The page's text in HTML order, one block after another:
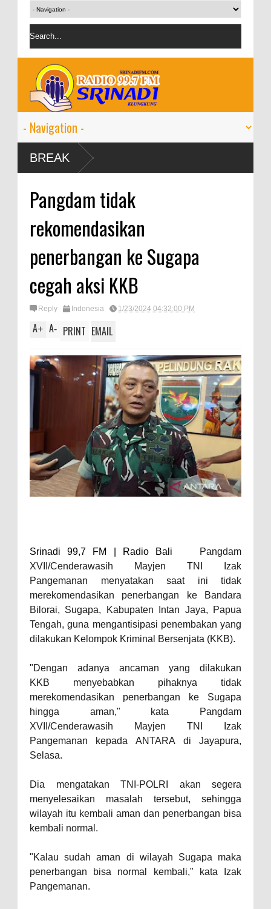
BREAK
Pangdam tidak
rekomendasikan
penerbangan ke Sugapa
cegah aksi KKB
Reply Indonesia 1/23/2024 04:32:00 PM
A+ A- PRINT EMAIL
Srinadi 99,7 FM | Radio Bali
Pangdam
XVII/Cenderawasih Mayjen TNI Izak
Pangemanan menyatakan saat ini tidak
merekomendasikan penerbangan ke Bandara
Bilorai, Sugapa, Kabupaten Intan Jaya, Papua
Tengah, guna mengantisipasi penembakan yang
dilakukan Kelompok Kriminal Bersenjata (KKB).
"Dengan adanya ancaman yang dilakukan
KKB menyebabkan pihaknya tidak
merekomendasikan penerbangan ke Sugapa
hingga aman," kata Pangdam
XVII/Cenderawasih Mayjen TNI Izak
Pangemanan kepada ANTARA di Jayapura,
Selasa.
Dia mengatakan TNI-POLRI akan segera
menyelesaikan masalah tersebut, sehingga
wilayah itu kembali aman dan penerbangan bisa
kembali normal.
"Kalau sudah aman di wilayah Sugapa maka
penerbangan bisa normal kembali," kata Izak
Pangemanan.